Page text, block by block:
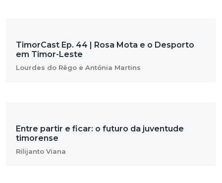
TimorCast Ep. 44 | Rosa Mota e o Desporto
em Timor-Leste
Lourdes do Rêgo e Antónia Martins
Entre partir e ficar: o futuro da juventude
timorense
Rilijanto Viana